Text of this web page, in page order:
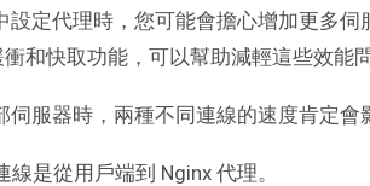
設定代理時，您可能會擔心增加更多
衝和快取功能，可以幫助減輕這些效能
伺服器時，兩種不同連線的速度肯定會
線是從用戶端到 Nginx 代理。